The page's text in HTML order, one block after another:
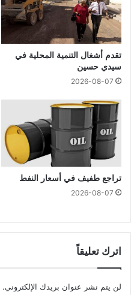
تقدم أشغال التنمية المحلية في
سيدي حسين
2026-08-07
تراجع طفيف في أسعار النفط
2026-08-07
اترك تعليقاً
لن يتم نشر عنوان بريدك الإلكتروني.